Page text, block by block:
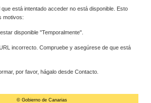
que está intentado acceder no está disponible. Esto
motivos:
disponible "Temporalmente".
incorrecto. Compruebe y asegúrese de que está
por favor, hágalo desde Contacto.
© Gobierno de Canarias